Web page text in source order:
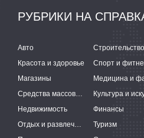
РУБРИКИ НА
Авто
Красота и здоровье
Спорт и
Магазины
Средства массовой информации
Недвижимость
Финансы
Отдых и развлечения
Туризм